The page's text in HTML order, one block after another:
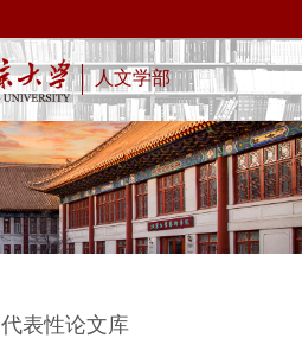
人文学部
代表性论文库